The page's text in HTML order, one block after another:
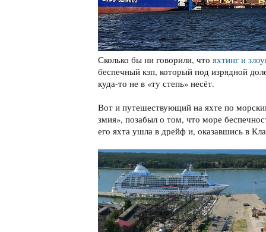
Сколько бы ни говорили, что яхтинг и
беспечный кэп, который под изрядной
куда-то не в «ту степь» несёт.
Вот и путешествующий на яхте по
змия», позабыл о том, что море
его яхта ушла в дрейф и, оказавшись в